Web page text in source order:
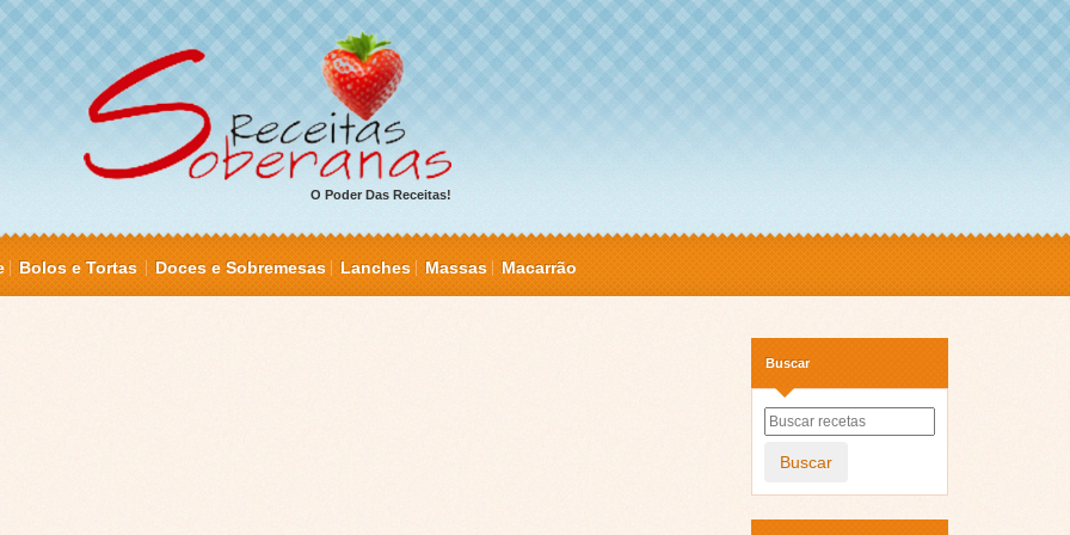
O Poder Das Receitas!
Bolos e Tortas Doces e Sobremesas Lanches Massas Macarrão
Buscar
Buscar